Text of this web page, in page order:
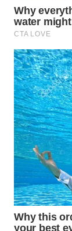
INDRAMAYU
WN
KUNINGAN
WN
MAJALENGKA
WN
SUBANG
WN
SUKABUMI
WN
PURWAKARTA